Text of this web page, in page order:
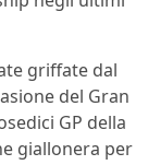
griffate dal
del Gran
GP della
giallonera per